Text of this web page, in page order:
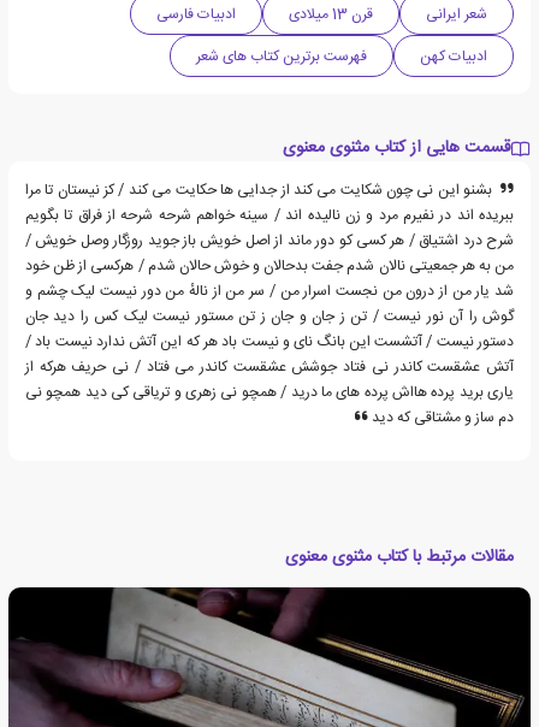
شعر ایرانی
قرن 13 میلادی
ادبیات فارسی
ادبیات کهن
فهرست برترین کتاب های شعر
قسمت هایی از کتاب مثنوی معنوی
بشنو این نی چون شکایت می کند از جدایی ها حکایت می کند / کز نیستان تا مرا
ببریده اند در نفیرم مرد و زن نالیده اند / سینه خواهم شرحه شرحه از فراق تا بگویم
شرح درد اشتیاق / هر کسی کو دور ماند از اصل خویش باز جوید روزگار وصل خویش /
من به هر جمعیتی نالان شدم جفت بدحالان و خوش حالان شدم / هرکسی از ظن خود
شد یار من از درون من نجست اسرار من / سر من از نالهٔ من دور نیست لیک چشم و
گوش را آن نور نیست / تن ز جان و جان ز تن مستور نیست لیک کس را دید جان
دستور نیست / آتشست این بانگ نای و نیست باد هر که این آتش ندارد نیست باد /
آتش عشقست کاندر نی فتاد جوشش عشقست کاندر می فتاد / نی حریف هرکه از
یاری برید پرده هااش پرده های ما درید / همچو نی زهری و تریاقی کی دید همچو نی
دم ساز و مشتاقی که دید
مقالات مرتبط با کتاب مثنوی معنوی